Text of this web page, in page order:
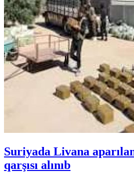
Suriyada Livana
qarşısı alınıb